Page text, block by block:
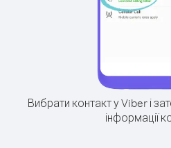
Вибрати контакт у Viber і
інформації